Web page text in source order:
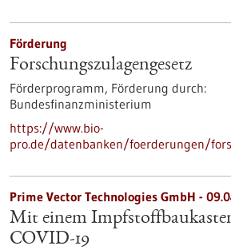
Förderung
Forschungszulagengesetz
Förderprogramm, Förderung durch:
Bundesfinanzministerium
https://www.bio-
pro.de/datenbanken/foerderungen/
Prime Vector Technologies GmbH -
Mit einem
COVID-19